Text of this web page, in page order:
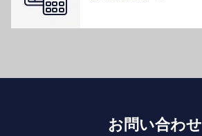
お問い合わせ